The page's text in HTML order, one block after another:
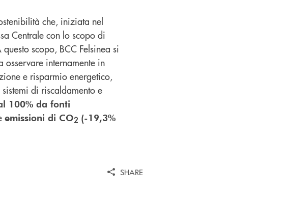
che, iniziata nel
Centrale con lo scopo di
scopo, BCC Felsinea si
osservare internamente in
e risparmio energetico,
di riscaldamento e
100% da fonti
emissioni di CO2 (-19,3%
SHARE